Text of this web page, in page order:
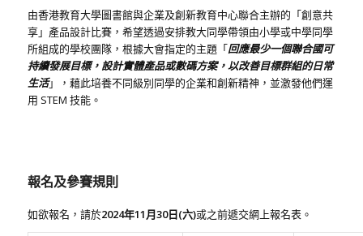
由香港教育大學圖書館與企業及創新教育中心聯合主辦的「創意共
享」產品設計比賽，希望透過安排教大同學帶領由小學或中學同學
所組成的學校團隊，根據大會指定的主題「回應最少一個聯合國可
持續發展目標，設計實體產品或數碼方案，以改善目標群組的日常
生活」，藉此培養不同級別同學的企業和創新精神，並激發他們運
用 STEM 技能。
報名及參賽規則
如欲報名，請於2024年11月30日(六)或之前遞交網上報名表。